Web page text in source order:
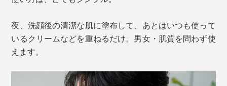
夜、洗顔後の清潔な肌に塗布して、あとはいつも使って
いるクリームなどを重ねるだけ。男女・肌質を問わず使
えます。